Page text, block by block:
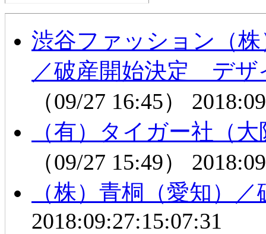
渋谷ファッション（
／破産開始決定 デザ
（09/27 16:45）
（有）タイガー社（
（09/27 15:49）
（株）青桐（愛知）
2018:09:27:15:07:31